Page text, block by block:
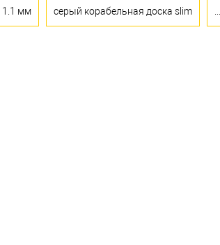
1.1 мм серый корабельная доска slim ...